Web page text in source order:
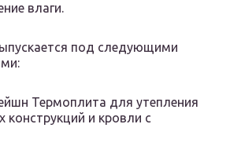
влаги.
под следующими
Термоплита для утепления
конструкций и кровли с